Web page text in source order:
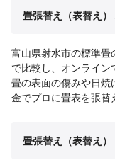
畳張替え（表替え
富山県射水市の標準畳
で比較し、オンライン
畳の表面の傷みや日
金でプロに畳表を張替
畳張替え（表替え